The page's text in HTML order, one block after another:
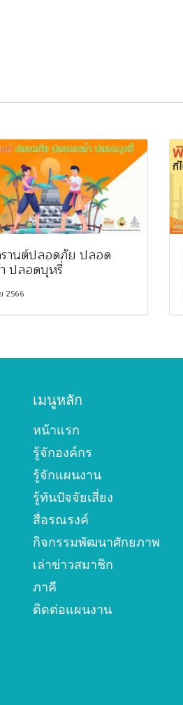
านต์ปลอดภัย ปลอด
ปลอดบุหรี่
2566
เมนูหลัก
หน้าแรก
รู้จักองค์กร
รู้จักแผนงาน
รู้ทันปัจจัยเสี่ยง
สื่อรณรงค์
กิจกรรมพัฒนาศักยภาพ
เล่าข่าวสมาชิก
ภาคี
ติดต่อแผนงาน